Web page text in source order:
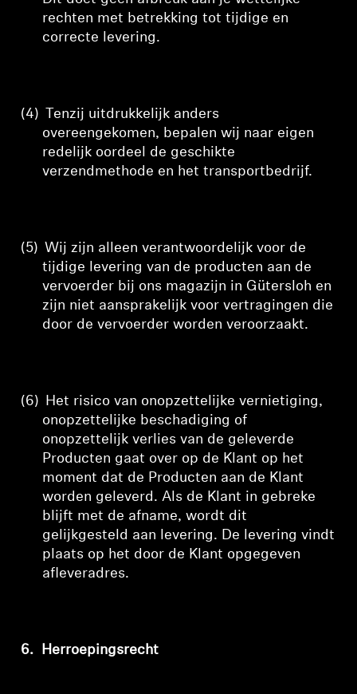
rechten met betrekking tot tijdige en
correcte levering.
(4)
Tenzij uitdrukkelijk anders
overeengekomen, bepalen wij naar eigen
redelijk oordeel de geschikte
verzendmethode en het transportbedrijf.
(5) Wij zijn alleen verantwoordelijk voor de
tijdige levering van de producten aan de
vervoerder bij ons magazijn in Gütersloh en
zijn niet aansprakelijk voor vertragingen die
door de vervoerder worden veroorzaakt.
(6) Het risico van onopzettelijke vernietiging,
onopzettelijke beschadiging of
onopzettelijk verlies van de geleverde
Producten gaat over op de Klant op het
moment dat de Producten aan de Klant
worden geleverd. Als de Klant in gebreke
blijft met de afname, wordt dit
gelijkgesteld aan levering. De levering vindt
plaats op het door de Klant opgegeven
afleveradres.
6. Herroepingsrecht